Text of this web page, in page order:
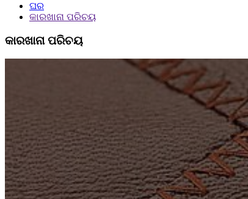
ଘର
କାରଖାନା ପରିଚୟ
କାରଖାନା ପରିଚୟ